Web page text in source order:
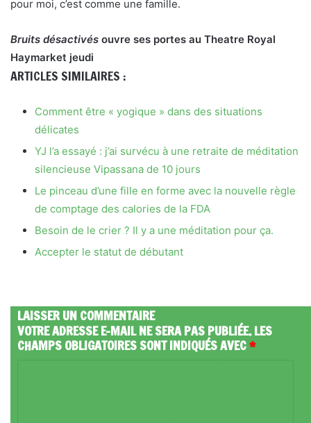
pour moi, c’est comme une famille.
Bruits désactivés ouvre ses portes au Theatre Royal
Haymarket jeudi
ARTICLES SIMILAIRES :
Comment être « yogique » dans des situations
délicates
YJ l’a essayé : j’ai survécu à une retraite de méditation
silencieuse Vipassana de 10 jours
Le pinceau d’une fille en forme avec la nouvelle règle
de comptage des calories de la FDA
Besoin de le crier ? Il y a une méditation pour ça.
Accepter le statut de débutant
LAISSER UN COMMENTAIRE
VOTRE ADRESSE E-MAIL NE SERA PAS PUBLIÉE.LES
CHAMPS OBLIGATOIRES SONT INDIQUÉS AVEC*